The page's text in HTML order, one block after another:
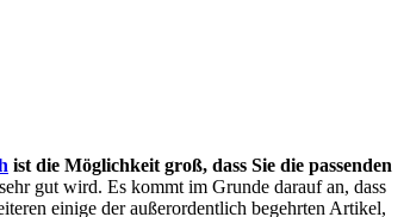
ist die Möglichkeit groß, dass Sie die passenden
gut wird. Es kommt im Grunde darauf an, dass
einige der außerordentlich begehrten Artikel,